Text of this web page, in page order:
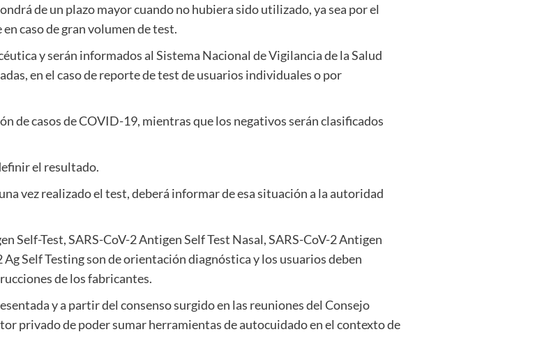
de un plazo mayor cuando no hubiera sido utilizado, ya sea por el
caso de gran volumen de test.
y serán informados al Sistema Nacional de Vigilancia de la Salud
en el caso de reporte de test de usuarios individuales o por
de casos de COVID-19, mientras que los negativos serán clasificados
el resultado.
vez realizado el test, deberá informar de esa situación a la autoridad
Self-Test, SARS-CoV-2 Antigen Self Test Nasal, SARS-CoV-2 Antigen
Self Testing son de orientación diagnóstica y los usuarios deben
de los fabricantes.
y a partir del consenso surgido en las reuniones del Consejo
privado de poder sumar herramientas de autocuidado en el contexto de